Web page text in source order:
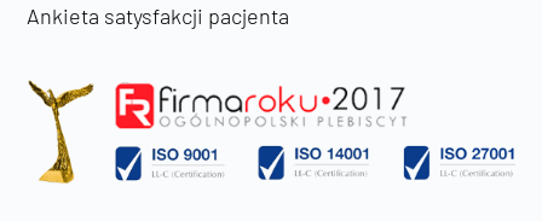
Ankieta satysfakcji pacjenta